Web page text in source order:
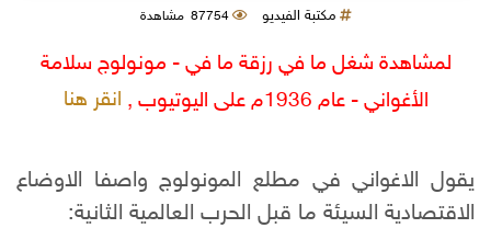
مكتبة الفيديو 87754 مشاهدة
لمشاهدة شغل ما في رزقة ما في - مونولوج سلامة
الأغواني - عام 1936م على اليوتيوب ,
انقر هنا
يقول الاغواني في مطلع المونولوج واصفا الاوضاع
الاقتصادية السيئة ما قبل الحرب العالمية الثانية: